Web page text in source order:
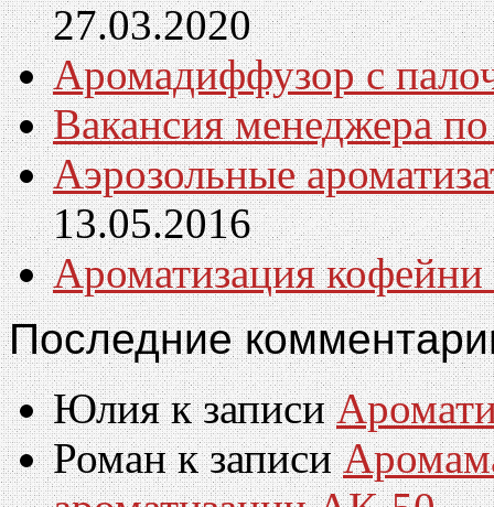
27.03.2020
Аромадиффузор с
Вакансия менеджера
Аэрозольные
13.05.2016
Ароматизация
Последние
Юлияк записи
Романк записи